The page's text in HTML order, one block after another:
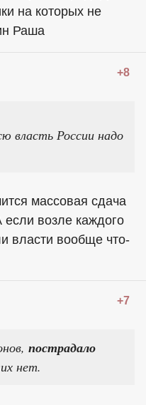
на которых не
Раша
+8
власть России надо
массовая сдача
возле каждого
власти вообще что-
+7
пострадало
нет.